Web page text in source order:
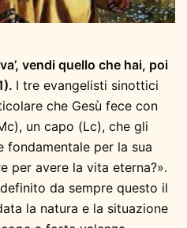
vendi quello che hai, poi
I tre evangelisti sinottici
che Gesù fece con
un capo (Lc), che gli
fondamentale per la sua
per avere la vita eterna?».
da sempre questo il
la natura e la situazione